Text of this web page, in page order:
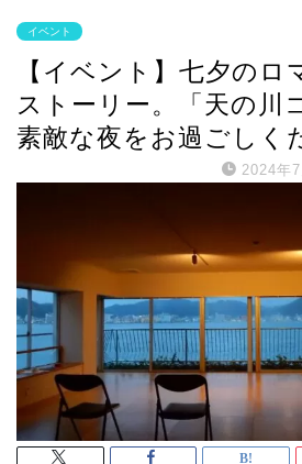
イベント
【イベント】七夕のロ
ストーリー。「天の川
素敵な夜をお過ごしく
2024年